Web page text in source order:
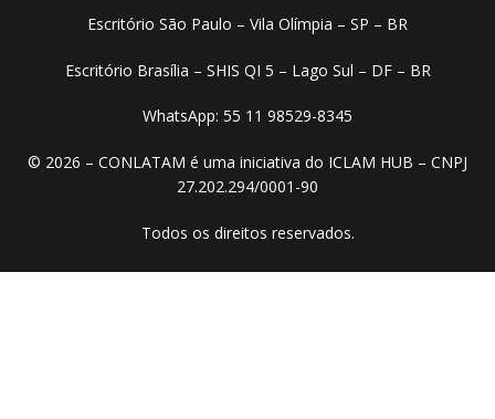
Escritório São Paulo – Vila Olímpia – SP – BR
Escritório Brasília – SHIS QI 5 – Lago Sul – DF – BR
WhatsApp: 55 11 98529-8345
© 2026 – CONLATAM é uma iniciativa do ICLAM HUB – CNPJ
27.202.294/0001-90
Todos os direitos reservados.​